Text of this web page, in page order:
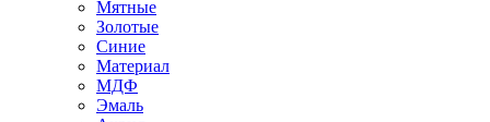
Мятные
Золотые
Синие
Материал
МДФ
Эмаль